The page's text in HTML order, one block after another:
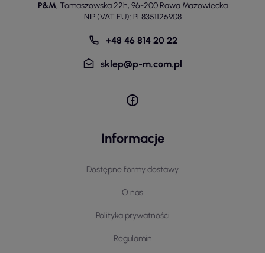
P&M, Tomaszowska 22h, 96-200 Rawa Mazowiecka
NIP (VAT EU): PL8351126908
+48 46 814 20 22
sklep@p-m.com.pl
Informacje
Dostępne formy dostawy
O nas
Polityka prywatności
Regulamin